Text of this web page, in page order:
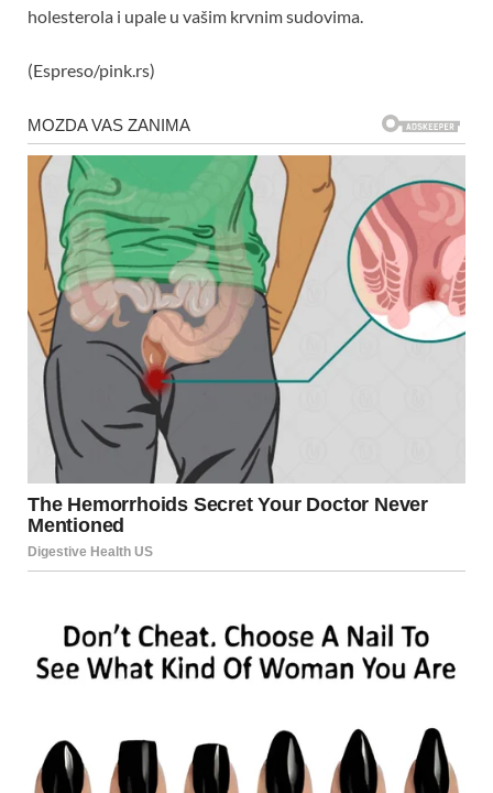
holesterola i upale u vašim krvnim sudovima.
(Espreso/pink.rs)